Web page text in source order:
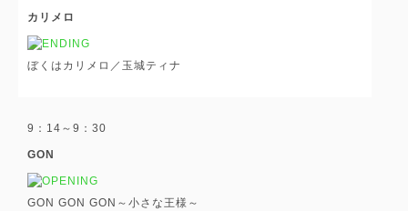
カリメロ
ぼくはカリメロ／玉城ティナ
9：14～9：30
GON
GON GON GON～小さな王様～